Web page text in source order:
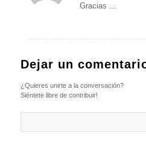
Gracias …
Dejar un
¿Quieres unirte a la conversación?
Siéntete libre de contribuir!